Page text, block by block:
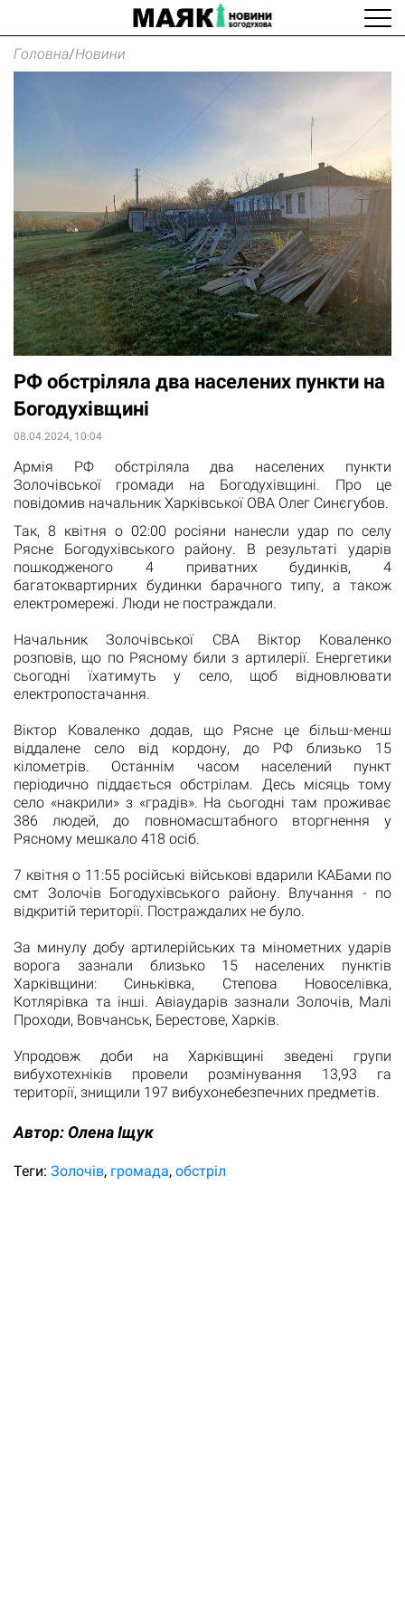
Головна/Новини
РФ обстріляла два населених пункти на
Богодухівщині
08.04.2024, 10:04
Армія РФ обстріляла два населених пункти
Золочівської громади на Богодухівщині. Про це
повідомив начальник Харківської ОВА Олег Синєгубов.
Так, 8 квітня о 02:00 росіяни нанесли удар по селу
Рясне Богодухівського району. В результаті ударів
пошкодженого 4 приватних будинків, 4
багатоквартирних будинки барачного типу, а також
електромережі. Люди не постраждали.
Начальник Золочівської СВА Віктор Коваленко
розповів, що по Рясному били з артилерії. Енергетики
сьогодні їхатимуть у село, щоб відновлювати
електропостачання.
Віктор Коваленко додав, що Рясне це більш-менш
віддалене село від кордону, до РФ близько 15
кілометрів. Останнім часом населений пункт
періодично піддається обстрілам. Десь місяць тому
село «накрили» з «градів». На сьогодні там проживає
386 людей, до повномасштабного вторгнення у
Рясному мешкало 418 осіб.
7 квітня о 11:55 російські військові вдарили КАБами по
смт Золочів Богодухівського району. Влучання - по
відкритій території. Постраждалих не було.
За минулу добу артилерійських та мінометних ударів
ворога зазнали близько 15 населених пунктів
Харківщини: Синьківка, Степова Новоселівка,
Котлярівка та інші. Авіаударів зазнали Золочів, Малі
Проходи, Вовчанськ, Берестове, Харків.
Упродовж доби на Харківщині зведені групи
вибухотехніків провели розмінування 13,93 га
території, знищили 197 вибухонебезпечних предметів.
Автор:Олена Іщук
Теги: Золочів громада обстріл